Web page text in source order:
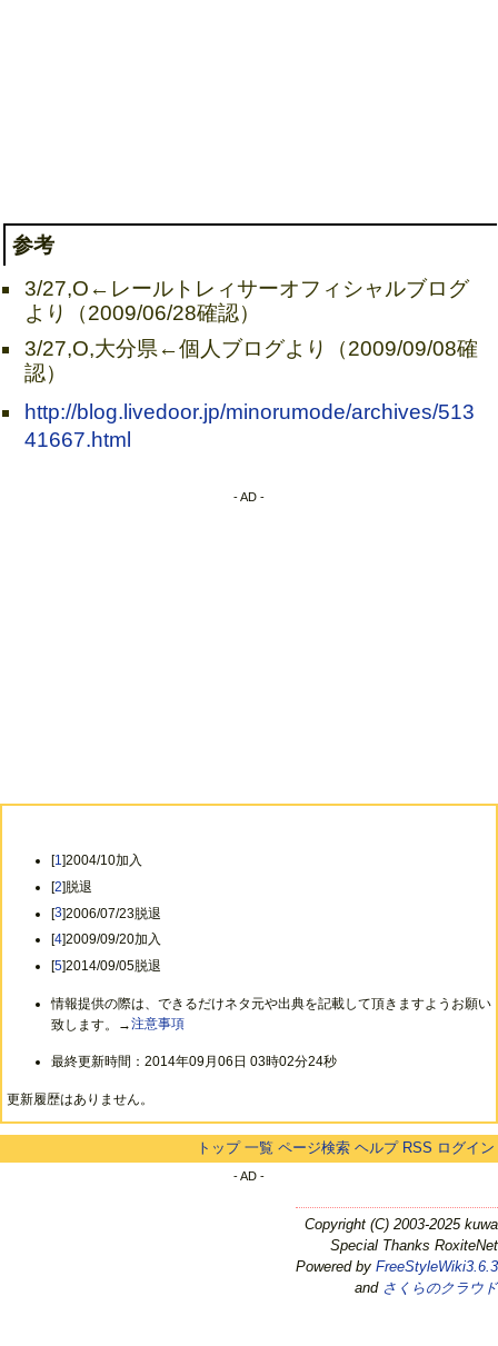
参考
3/27,O←レールトレィサーオフィシャルブログ
より（2009/06/28確認）
3/27,O,大分県←個人ブログより（2009/09/08確
認）
http://blog.livedoor.jp/minorumode/archives/513
41667.html
- AD -
[1]2004/10加入
[2]脱退
[3]2006/07/23脱退
[4]2009/09/20加入
[5]2014/09/05脱退
情報提供の際は、できるだけネタ元や出典を記載して頂きますようお願い
致します。→注意事項
最終更新時間：2014年09月06日 03時02分24秒
更新履歴はありません。
トップ 一覧 ページ検索 ヘルプ RSS ログイン
- AD -
Copyright (C) 2003-2025 kuwa
Special Thanks RoxiteNet
Powered by FreeStyleWiki3.6.3
and さくらのクラウド